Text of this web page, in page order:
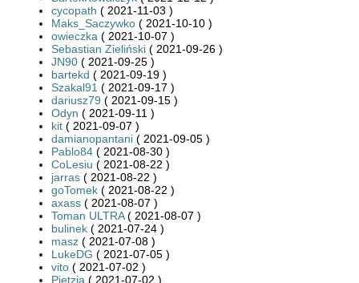
cycopath ( 2021-11-03 )
Maks_Saczywko ( 2021-10-10 )
owieczka ( 2021-10-07 )
Sebastian Zieliński ( 2021-09-26 )
JN90 ( 2021-09-25 )
bartekd ( 2021-09-19 )
Szakal91 ( 2021-09-17 )
dariusz79 ( 2021-09-15 )
Odyn ( 2021-09-11 )
kit ( 2021-09-07 )
damianopantani ( 2021-09-05 )
Pablo84 ( 2021-08-30 )
CoLesiu ( 2021-08-22 )
jarras ( 2021-08-22 )
goTomek ( 2021-08-22 )
axass ( 2021-08-07 )
Toman ULTRA( 2021-08-07 )
bulinek ( 2021-07-24 )
masz ( 2021-07-08 )
LukeDG ( 2021-07-05 )
vito ( 2021-07-02 )
Pietzia ( 2021-07-02 )